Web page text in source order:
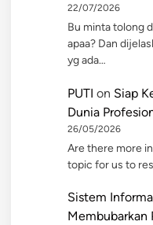
22/07/2026
Bu minta tolong
apaa? Dan
yg ada…
PUTI on Siap
Dunia
26/05/2026
Are there more
topic for us to
Sistem
Membubarkan